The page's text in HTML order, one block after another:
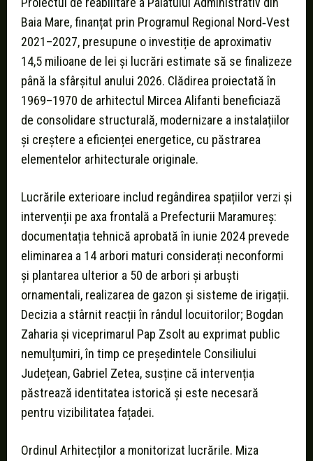
Baia Mare, finanțat prin Programul Regional Nord‑Vest
2021–2027, presupune o investiție de aproximativ
14,5 milioane de lei și lucrări estimate să se finalizeze
până la sfârșitul anului 2026. Clădirea proiectată în
1969–1970 de arhitectul Mircea Alifanti beneficiază
de consolidare structurală, modernizare a instalațiilor
și creștere a eficienței energetice, cu păstrarea
elementelor arhitecturale originale.
Lucrările exterioare includ regândirea spațiilor verzi și
intervenții pe axa frontală a Prefecturii Maramureș:
documentația tehnică aprobată în iunie 2024 prevede
eliminarea a 14 arbori maturi considerați neconformi
și plantarea ulterior a 50 de arbori și arbuști
ornamentali, realizarea de gazon și sisteme de irigații.
Decizia a stârnit reacții în rândul locuitorilor; Bogdan
Zaharia și viceprimarul Pap Zsolt au exprimat public
nemulțumiri, în timp ce președintele Consiliului
Județean, Gabriel Zetea, susține că intervenția
păstrează identitatea istorică și este necesară
pentru vizibilitatea fațadei.
Ordinul Arhitecților a monitorizat lucrările. Miza